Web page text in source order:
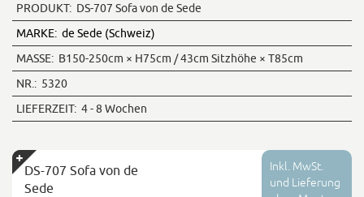
PRODUKT: DS-707 Sofa von de Sede
MARKE: de Sede (Schweiz)
MASSE: B150-250cm × H75cm / 43cm Sitzhöhe × T85cm
NR.: 5320
LIEFERZEIT: 4 - 8 Wochen
Inkl. MwSt.
und Lieferung
DS-707 Sofa von de
Sede